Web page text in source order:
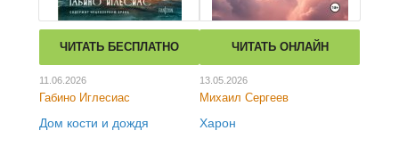
ЧИТАТЬ БЕСПЛАТНО
11.06.2026
Габино Иглесиас
Дом кости и дождя
ЧИТАТЬ ОНЛАЙН
13.05.2026
Михаил Сергеев
Харон